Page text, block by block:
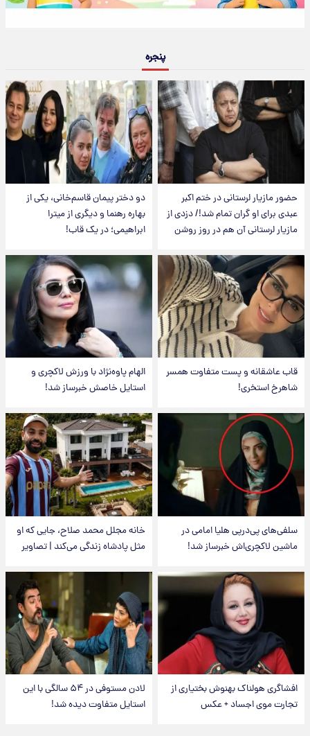
پنجره
حضور مازیار لرستانی در ختم اکبر
عبدی برای او گران تمام شد!/ دزدی از
مازیار لرستانی آن هم در روز روشن
دو دختر پیمان قاسم‌خانی، یکی از
بهاره رهنما و دیگری از میترا
ابراهیمی؛ در یک قاب!
قاب عاشقانه و پست متفاوت همسر
شاهرخ استخری!
الهام پاوه‌نژاد با ورزش لاکچری و
استایل خاصش خبرساز شد!
سلفی‌های پی‌درپی هلیا امامی در
ماشین لاکچری‌اش خبرساز شد!
خانه مجلل محمد صلاح، جایی که او
مثل پادشاه زندگی می‌کند | تصاویر
افشاگری هولناک بهنوش بختیاری از
تجارت موی اجساد + عکس
لادن مستوفی در ۵۴ سالگی با این
استایل متفاوت دیده شد!